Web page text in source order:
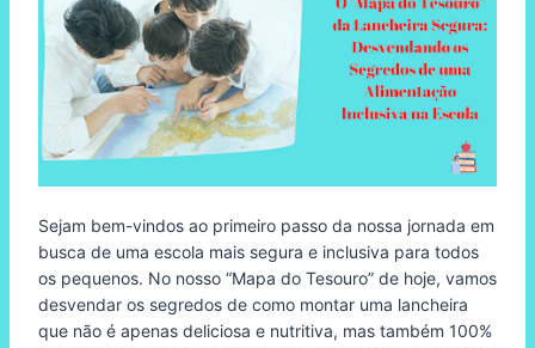
Sejam bem-vindos ao primeiro passo da nossa jornada em
busca de uma escola mais segura e inclusiva para todos
os pequenos. No nosso “Mapa do Tesouro” de hoje, vamos
desvendar os segredos de como montar uma lancheira
que não é apenas deliciosa e nutritiva, mas também 100%